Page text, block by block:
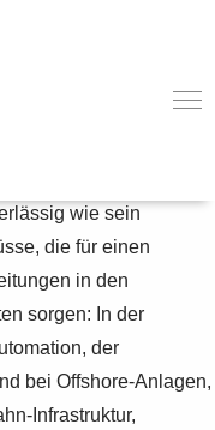
wie sein
die für einen
in den
sorgen: In der
der
bei Offshore-Anlagen,
Infrastruktur,